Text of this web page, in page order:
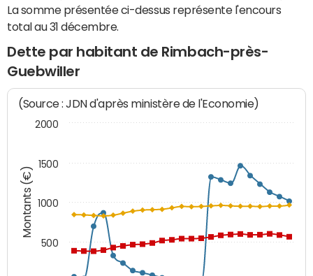
La somme présentée ci-dessus représente l'encours
total au 31 décembre.
Dette par habitant de Rimbach-près-
Guebwiller
Montants (€)
(Source : JDN d'après ministère de l'Economie)
500
1000
1500
2000